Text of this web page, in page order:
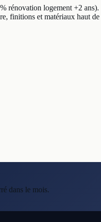
logement +2
finitions et matériaux haut
dans le mois.